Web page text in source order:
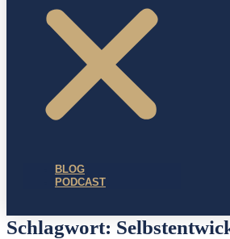
BLOG
PODCAST
Schlagwort: